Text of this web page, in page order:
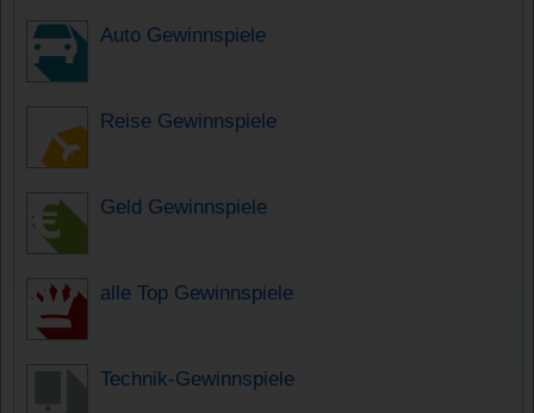
Auto Gewinnspiele
Reise Gewinnspiele
Geld Gewinnspiele
alle Top Gewinnspiele
Technik-Gewinnspiele